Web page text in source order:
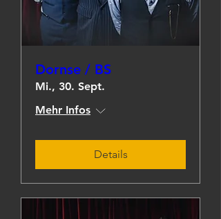
Dornse / BS
Mi., 30. Sept.
Mehr Infos
Details